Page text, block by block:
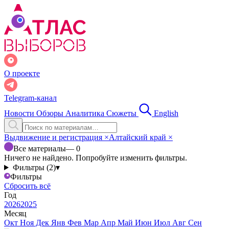
О проекте
Telegram-канал
Новости Обзоры Аналитика Сюжеты English
Выдвижение и регистрация ×Алтайский край ×
Все материалы— 0
Ничего не найдено. Попробуйте изменить фильтры.
Фильтры (2)▾
Фильтры
Сбросить всё
Год
20262025
Месяц
Окт Ноя Дек Янв Фев Мар Апр Май Июн Июл Авг Сен